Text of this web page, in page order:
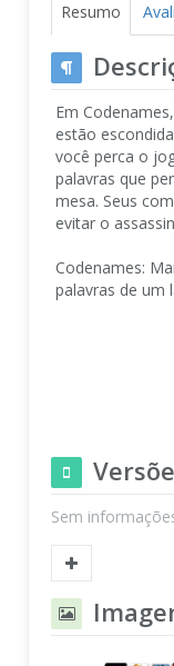
Resumo
Em
estão
você perca o
palavras que
mesa. Seus
evitar o
Codenames:
palavras de um
Sem